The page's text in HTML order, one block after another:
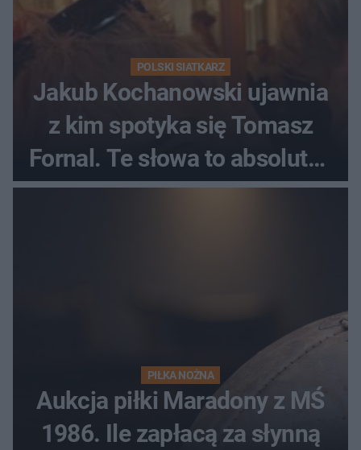
POLSKI SIATKARZ
Jakub Kochanowski ujawnia
z kim spotyka się Tomasz
Fornal. Te słowa to absolutny
hit
PIŁKA NOŻNA
Aukcja piłki Maradony z MŚ
1986. Ile zapłacą za słynną